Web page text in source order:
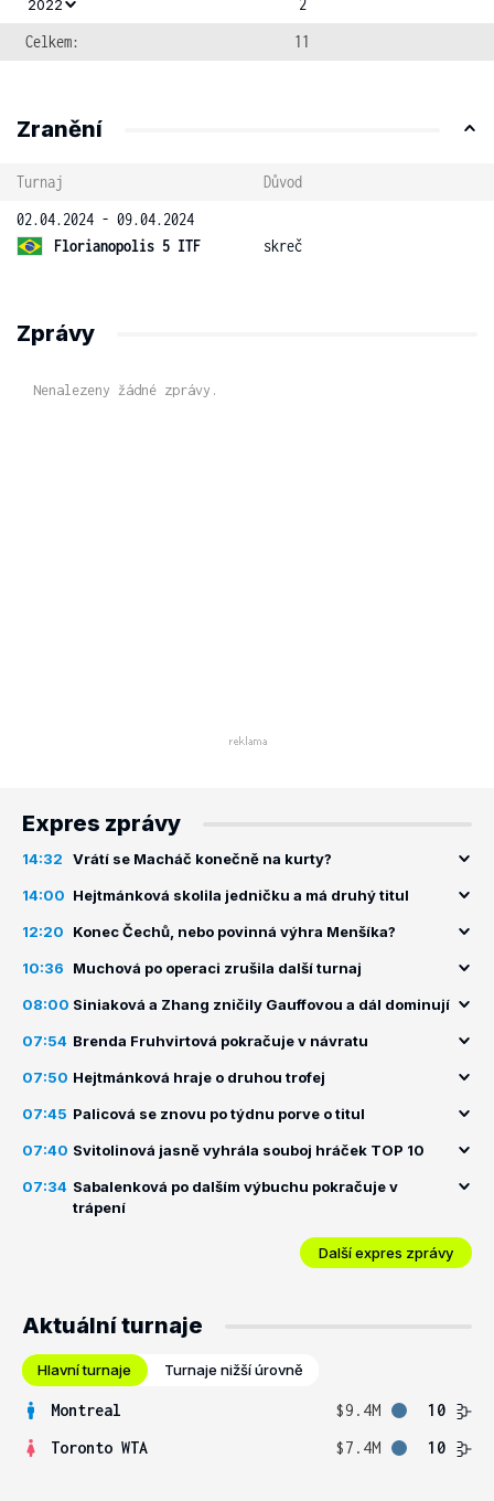
2022
2
Celkem:
11
Zranění
Turnaj
Důvod
02.04.2024 - 09.04.2024
Florianopolis 5 ITF
skreč
Zprávy
Nenalezeny žádné zprávy.
Expres zprávy
14:32 Vrátí se Macháč konečně na kurty?
14:00 Hejtmánková skolila jedničku a má druhý titul
12:20 Konec Čechů, nebo povinná výhra Menšíka?
10:36 Muchová po operaci zrušila další turnaj
08:00 Siniaková a Zhang zničily Gauffovou a dál dominují
07:54 Brenda Fruhvirtová pokračuje v návratu
07:50 Hejtmánková hraje o druhou trofej
07:45 Palicová se znovu po týdnu porve o titul
07:40 Svitolinová jasně vyhrála souboj hráček TOP 10
07:34 Sabalenková po dalším výbuchu pokračuje v
trápení
Další expres zprávy
Aktuální turnaje
Hlavní turnaje Turnaje nižší úrovně
Montreal $9.4M
10
Toronto WTA
$7.4M 10